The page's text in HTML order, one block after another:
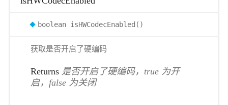
boolean isHWCodecEnabled()
获取是否开启了硬编码
Returns 是否开启了硬编码，true 为开
启，false 为关闭